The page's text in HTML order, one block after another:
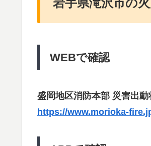
WEBで確認
盛岡地区消防本部 災害出動
https://www.morioka-